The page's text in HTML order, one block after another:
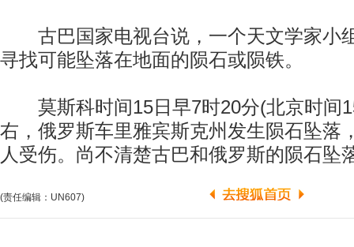
古巴国家电视台说，一个天文学家小
寻找可能坠落在地面的陨石或陨铁。
莫斯科时间15日早7时20分(北京时间
右，俄罗斯车里雅宾斯克州发生陨石坠落
人受伤。尚不清楚古巴和俄罗斯的陨石坠
(责任编辑：UN607)